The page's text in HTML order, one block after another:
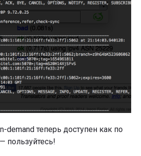
demand теперь доступен как по
пользуйтесь!